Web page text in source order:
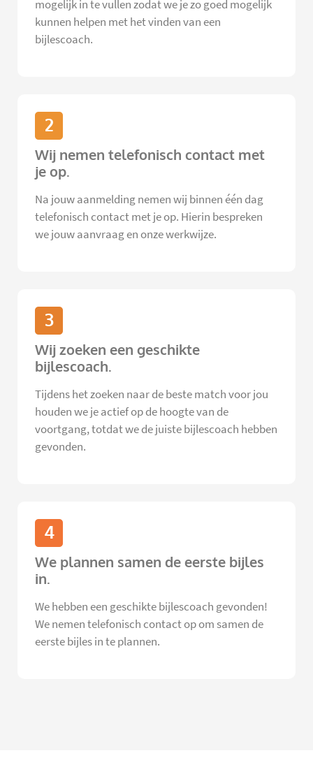
mogelijk in te vullen zodat we je zo goed mogelijk
kunnen helpen met het vinden van een
bijlescoach.
2
Wij nemen telefonisch contact met
je op.
Na jouw aanmelding nemen wij binnen één dag
telefonisch contact met je op. Hierin bespreken
we jouw aanvraag en onze werkwijze.
3
Wij zoeken een geschikte
bijlescoach.
Tijdens het zoeken naar de beste match voor jou
houden we je actief op de hoogte van de
voortgang, totdat we de juiste bijlescoach hebben
gevonden.
4
We plannen samen de eerste bijles
in.
We hebben een geschikte bijlescoach gevonden!
We nemen telefonisch contact op om samen de
eerste bijles in te plannen.